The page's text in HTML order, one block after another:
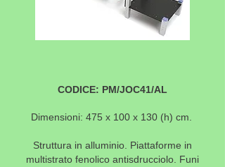
CODICE: PM/JOC41/AL
Dimensioni: 475 x 100 x 130(h) cm.
Struttura in alluminio. Piattaforme in
multistrato fenolico antisdrucciolo. Funi